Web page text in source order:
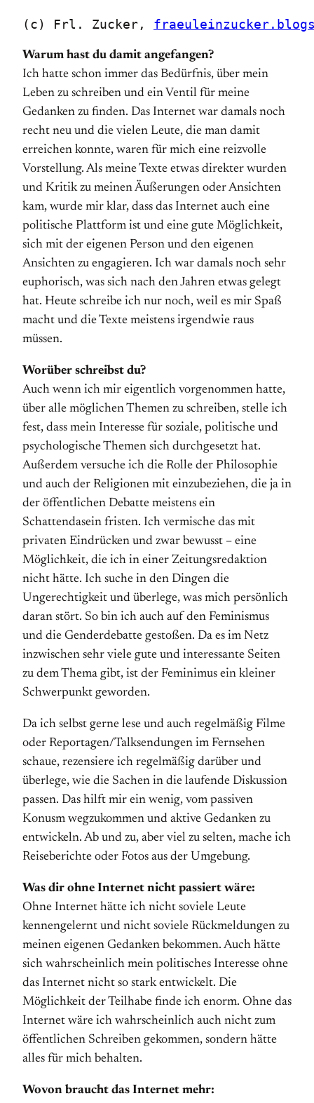
(c) Frl. Zucker,
Warum hast du damit angefangen?
Ich hatte schon immer das Bedürfnis, über mein
Leben zu schreiben und ein Ventil für meine
Gedanken zu finden. Das Internet war damals noch
recht neu und die vielen Leute, die man damit
erreichen konnte, waren für mich eine reizvolle
Vorstellung. Als meine Texte etwas direkter wurden
und Kritik zu meinen Äußerungen oder Ansichten
kam, wurde mir klar, dass das Internet auch eine
politische Plattform ist und eine gute Möglichkeit,
sich mit der eigenen Person und den eigenen
Ansichten zu engagieren. Ich war damals noch sehr
euphorisch, was sich nach den Jahren etwas gelegt
hat. Heute schreibe ich nur noch, weil es mir Spaß
macht und die Texte meistens irgendwie raus
müssen.
Worüber schreibst du?
Auch wenn ich mir eigentlich vorgenommen hatte,
über alle möglichen Themen zu schreiben, stelle ich
fest, dass mein Interesse für soziale, politische und
psychologische Themen sich durchgesetzt hat.
Außerdem versuche ich die Rolle der Philosophie
und auch der Religionen mit einzubeziehen, die ja in
der öffentlichen Debatte meistens ein
Schattendasein fristen. Ich vermische das mit
privaten Eindrücken und zwar bewusst – eine
Möglichkeit, die ich in einer Zeitungsredaktion
nicht hätte. Ich suche in den Dingen die
Ungerechtigkeit und überlege, was mich persönlich
daran stört. So bin ich auch auf den Feminismus
und die Genderdebatte gestoßen. Da es im Netz
inzwischen sehr viele gute und interessante Seiten
zu dem Thema gibt, ist der Feminimus ein kleiner
Schwerpunkt geworden.
Da ich selbst gerne lese und auch regelmäßig Filme
oder Reportagen/Talksendungen im Fernsehen
schaue, rezensiere ich regelmäßig darüber und
überlege, wie die Sachen in die laufende Diskussion
passen. Das hilft mir ein wenig, vom passiven
Konusm wegzukommen und aktive Gedanken zu
entwickeln. Ab und zu, aber viel zu selten, mache ich
Reiseberichte oder Fotos aus der Umgebung.
Was dir ohne Internet nicht passiert wäre:
Ohne Internet hätte ich nicht soviele Leute
kennengelernt und nicht soviele Rückmeldungen zu
meinen eigenen Gedanken bekommen. Auch hätte
sich wahrscheinlich mein politisches Interesse ohne
das Internet nicht so stark entwickelt. Die
Möglichkeit der Teilhabe finde ich enorm. Ohne das
Internet wäre ich wahrscheinlich auch nicht zum
öffentlichen Schreiben gekommen, sondern hätte
alles für mich behalten.
Wovon braucht das Internet mehr: